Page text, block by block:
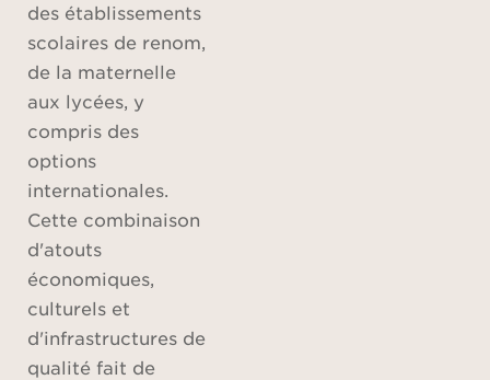
des établissements
scolaires de renom,
de la maternelle
aux lycées, y
compris des
options
internationales.
Cette combinaison
d'atouts
économiques,
culturels et
d'infrastructures de
qualité fait de